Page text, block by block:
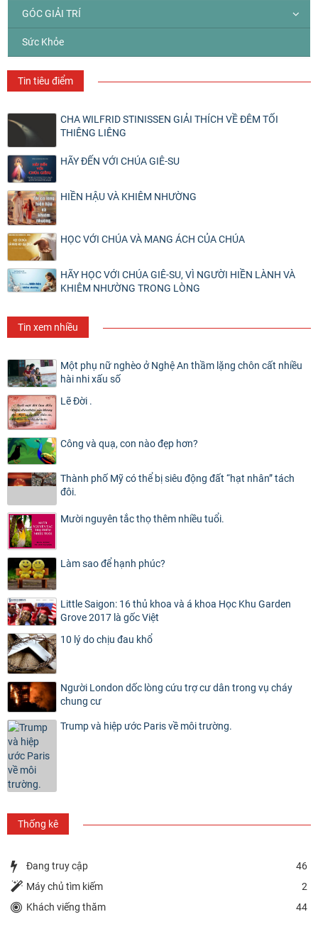
GÓC GIẢI TRÍ
Sức Khỏe
Tin tiêu điểm
CHA WILFRID STINISSEN GIẢI THÍCH VỀ ĐÊM TỐI
THIÊNG LIÊNG
HÃY ĐẾN VỚI CHÚA GIÊ-SU
HIỀN HẬU VÀ KHIÊM NHƯỜNG
HỌC VỚI CHÚA VÀ MANG ÁCH CỦA CHÚA
HÃY HỌC VỚI CHÚA GIÊ-SU, VÌ NGƯỜI HIỀN LÀNH VÀ
KHIÊM NHƯỜNG TRONG LÒNG
Tin xem nhiều
Một phụ nữ nghèo ở Nghệ An thầm lặng chôn cất nhiều
hài nhi xấu số
Lẽ Đời .
Công và quạ, con nào đẹp hơn?
Thành phố Mỹ có thể bị siêu động đất “hạt nhân” tách
đôi.
Mười nguyên tắc thọ thêm nhiều tuổi.
Làm sao để hạnh phúc?
Little Saigon: 16 thủ khoa và á khoa Học Khu Garden
Grove 2017 là gốc Việt
10 lý do chịu đau khổ
Người London dốc lòng cứu trợ cư dân trong vụ cháy
chung cư
Trump và hiệp ước Paris về môi trường.
Thống kê
Đang truy cập
46
Máy chủ tìm kiếm
2
Khách viếng thăm
44